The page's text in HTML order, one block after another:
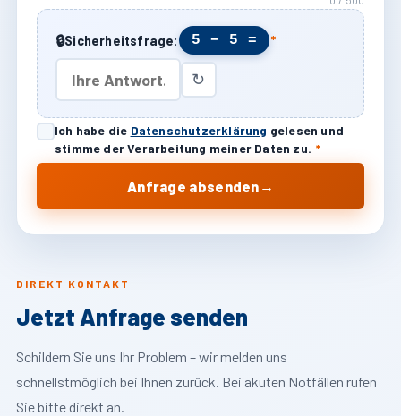
DIREKT KONTAKT
Jetzt Anfrage senden
Schildern Sie uns Ihr Problem – wir melden uns
schnellstmöglich bei Ihnen zurück. Bei akuten Notfällen rufen
Sie bitte direkt an.
🔒Sicherheitsfrage: 5 − 5 = *
↻
Ich habe die Datenschutzerklärung gelesen und
stimme der Verarbeitung meiner Daten zu. *
Anfrage absenden →